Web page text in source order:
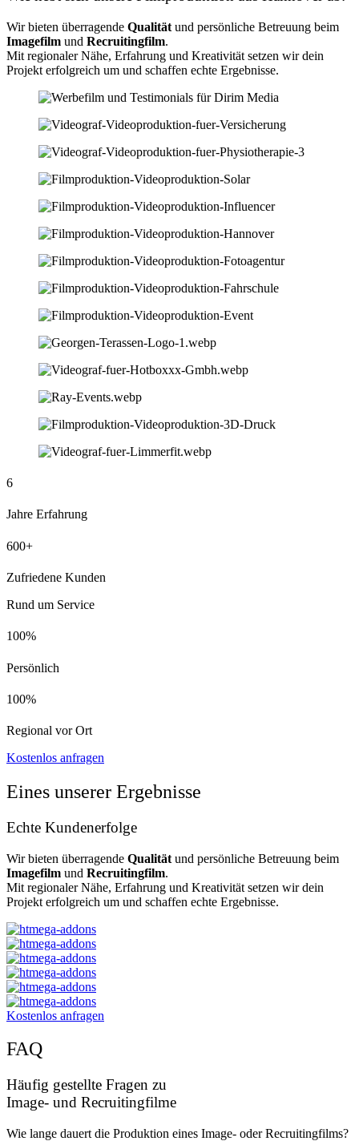
Wir bieten überragende Qualität und persönliche Betreuung beim
Imagefilm und Recruitingfilm.
Mit regionaler Nähe, Erfahrung und Kreativität setzen wir dein
Projekt erfolgreich um und schaffen echte Ergebnisse.
6
Jahre Erfahrung
600+
Zufriedene Kunden
Rund um Service
100%
Persönlich
100%
Regional vor Ort
Kostenlos anfragen
Eines unserer Ergebnisse
Echte Kundenerfolge
Wir bieten überragende Qualität und persönliche Betreuung beim
Imagefilm und Recruitingfilm.
Mit regionaler Nähe, Erfahrung und Kreativität setzen wir dein
Projekt erfolgreich um und schaffen echte Ergebnisse.
Kostenlos anfragen
FAQ
Häufig gestellte Fragen zu
Image- und Recruitingfilme
Wie lange dauert die Produktion eines Image- oder Recruitingfilms?